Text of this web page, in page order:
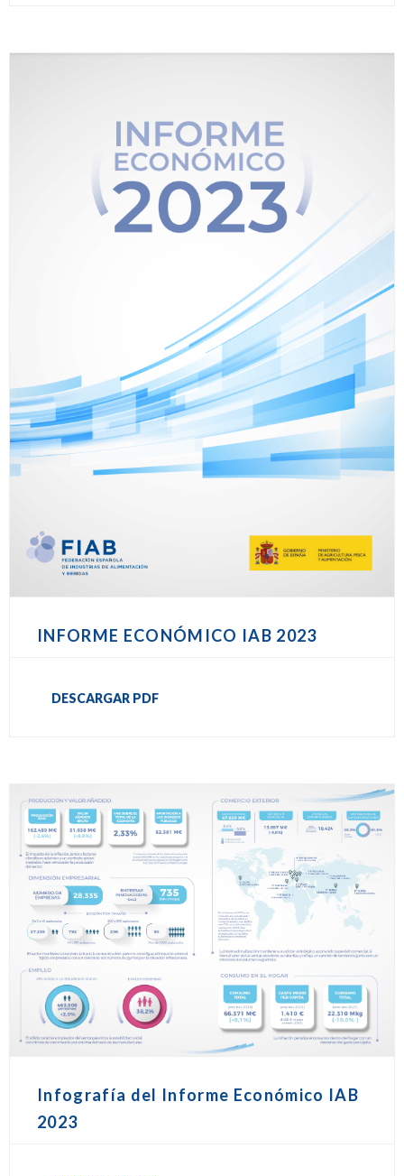
INFORME ECONÓMICO IAB 2023
DESCARGAR PDF
Infografía del Informe Económico IAB
2023